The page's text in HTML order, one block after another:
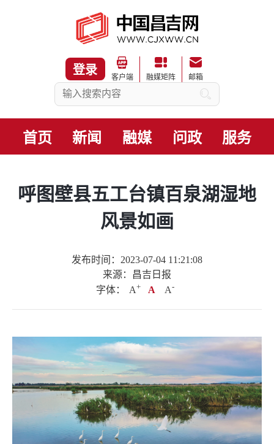
登录
客户端 融媒矩阵 邮箱
首页 新闻 融媒 问政 服务
呼图壁县五工台镇百泉湖湿地
风景如画
发布时间：2023-07-04 11:21:08
来源：昌吉日报
字体：
A+ A A-